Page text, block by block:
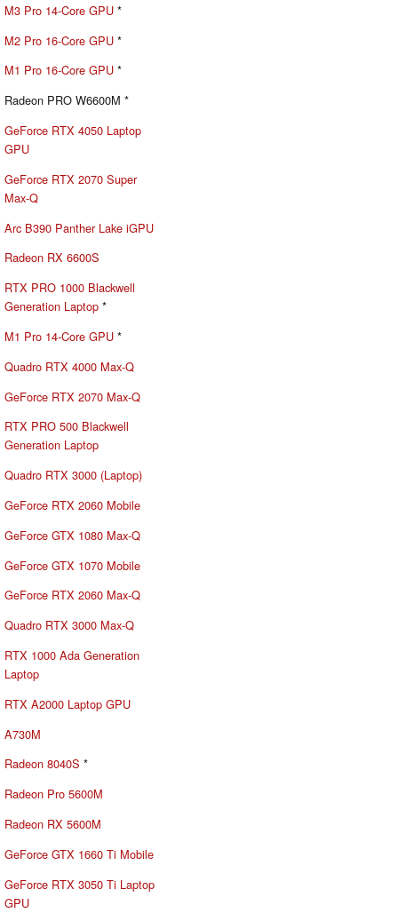
M3 Pro 14-Core GPU *
M2 Pro 16-Core GPU *
M1 Pro 16-Core GPU *
Radeon PRO W6600M *
GeForce RTX 4050 Laptop
GPU
GeForce RTX 2070 Super
Max-Q
Arc B390 Panther Lake iGPU
Radeon RX 6600S
RTX PRO 1000 Blackwell
Generation Laptop *
M1 Pro 14-Core GPU *
Quadro RTX 4000 Max-Q
GeForce RTX 2070 Max-Q
RTX PRO 500 Blackwell
Generation Laptop
Quadro RTX 3000 (Laptop)
GeForce RTX 2060 Mobile
GeForce GTX 1080 Max-Q
GeForce GTX 1070 Mobile
GeForce RTX 2060 Max-Q
Quadro RTX 3000 Max-Q
RTX 1000 Ada Generation
Laptop
RTX A2000 Laptop GPU
A730M
Radeon 8040S *
Radeon Pro 5600M
Radeon RX 5600M
GeForce GTX 1660 Ti Mobile
GeForce RTX 3050 Ti Laptop
GPU